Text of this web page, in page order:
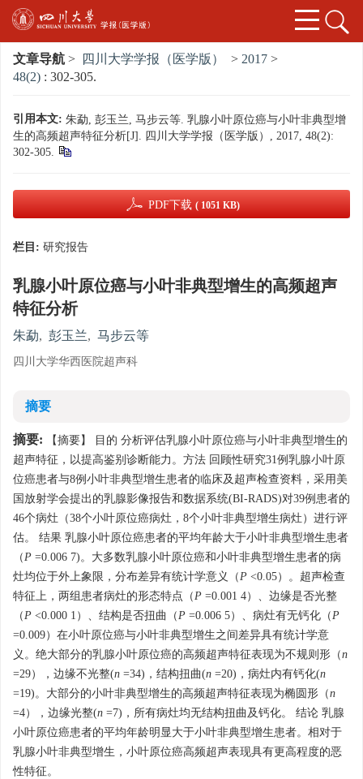
文章导航 > 四川大学学报（医学版） > 2017 >
48(2) : 302-305.
引用本文: 朱勐, 彭玉兰, 马步云等. 乳腺小叶原位癌与小叶非典型增
生的高频超声特征分析[J]. 四川大学学报（医学版）, 2017, 48(2):
302-305.
PDF下载 ( 1051 KB)
栏目: 研究报告
乳腺小叶原位癌与小叶非典型增生的高频超声
特征分析
朱勐, 彭玉兰, 马步云等
四川大学华西医院超声科
摘要
摘要: 【摘要】 目的 分析评估乳腺小叶原位癌与小叶非典型增生的
超声特征，以提高鉴别诊断能力。方法 回顾性研究31例乳腺小叶原
位癌患者与8例小叶非典型增生患者的临床及超声检查资料，采用美
国放射学会提出的乳腺影像报告和数据系统(BI-RADS)对39例患者的
46个病灶（38个小叶原位癌病灶，8个小叶非典型增生病灶）进行评
估。 结果 乳腺小叶原位癌患者的平均年龄大于小叶非典型增生患者
（P =0.006 7)。大多数乳腺小叶原位癌和小叶非典型增生患者的病
灶均位于外上象限，分布差异有统计学意义（P <0.05）。超声检查
特征上，两组患者病灶的形态特点（P =0.001 4）、边缘是否光整
（P <0.000 1）、结构是否扭曲（P =0.006 5）、病灶有无钙化（P
=0.009）在小叶原位癌与小叶非典型增生之间差异具有统计学意
义。绝大部分的乳腺小叶原位癌的高频超声特征表现为不规则形（n
=29），边缘不光整(n =34)，结构扭曲(n =20)，病灶内有钙化(n
=19)。大部分的小叶非典型增生的高频超声特征表现为椭圆形（n
=4），边缘光整(n =7)，所有病灶均无结构扭曲及钙化。 结论 乳腺
小叶原位癌患者的平均年龄明显大于小叶非典型增生患者。相对于
乳腺小叶非典型增生，小叶原位癌高频超声表现具有更高程度的恶
性特征。